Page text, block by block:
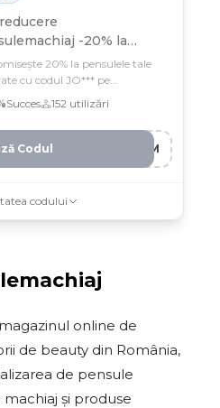
-20% la
selectate
20% la pensulele tale
cu codul JO*** pe
Succes 152 utilizări
PEM
Codul
codului
online de
de beauty din România,
de pensule
și produse